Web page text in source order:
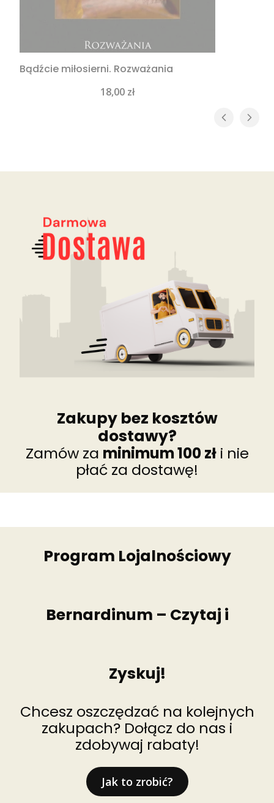
Bądźcie miłosierni. Rozważania
Cena
18,00 zł
Zakupy bez kosztów
dostawy?
Zamów za minimum 100 złi nie
płać za dostawę!
Program Lojalnościowy
Bernardinum – Czytaj i
Zyskuj!
Chcesz oszczędzać na kolejnych
zakupach? Dołącz do nas i
zdobywaj rabaty!
Jak to zrobić?